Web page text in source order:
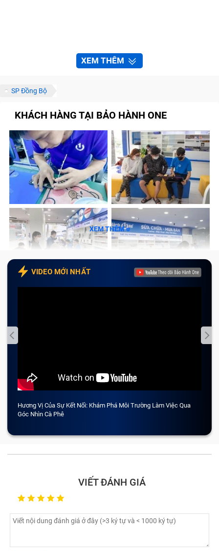
XEM THÊM
SP Đồng Bộ
KHÁCH HÀNG TẠI BẢO HÀNH ONE
XEM THÊM
VIDEO MỚI NHẤT
Hương Vị Của Sự Kết Nối: Khám Phá Môi Trường Làm Việc Qua
Góc Nhìn Cà Phê
VIẾT ĐÁNH GIÁ